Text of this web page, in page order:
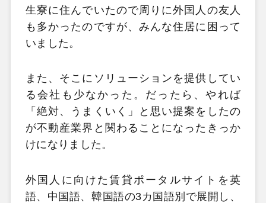
生寮に住んでいたので周りに外国人の友人
も多かったのですが、みんな住居に困って
いました。
また、そこにソリューションを提供してい
る会社も少なかった。だったら、やれば
「絶対、うまくいく」と思い提案をしたの
が不動産業界と関わることになったきっか
けになりました。
外国人に向けた賃貸ポータルサイトを英
語、中国語、韓国語の3カ国語別で展開し、